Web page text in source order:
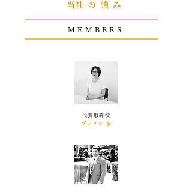
​当社の強み
​MEMBERS
代表取締役
ブレソン 歩